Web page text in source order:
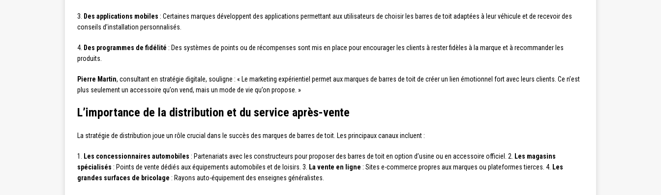
3. Des applications mobiles : Certaines marques développent des applications permettant aux utilisateurs de choisir les barres de toit adaptées à leur véhicule et de recevoir des
conseils d’installation personnalisés.
4. Des programmes de fidélité : Des systèmes de points ou de récompenses sont mis en place pour encourager les clients à rester fidèles à la marque et à recommander les
produits.
Pierre Martin, consultant en stratégie digitale, souligne : « Le marketing expérientiel permet aux marques de barres de toit de créer un lien émotionnel fort avec leurs clients. Ce n’est
plus seulement un accessoire qu’on vend, mais un mode de vie qu’on propose. »
L’importance de la distribution et du service après-vente
La stratégie de distribution joue un rôle crucial dans le succès des marques de barres de toit. Les principaux canaux incluent :
1. Les concessionnaires automobiles : Partenariats avec les constructeurs pour proposer des barres de toit en option d’usine ou en accessoire officiel. 2.
Les magasins
spécialisés : Points de vente dédiés aux équipements automobiles et de loisirs. 3. La vente en ligne : Sites e-commerce propres aux marques ou plateformes tierces. 4. Les
grandes surfaces de bricolage : Rayons auto-équipement des enseignes généralistes.